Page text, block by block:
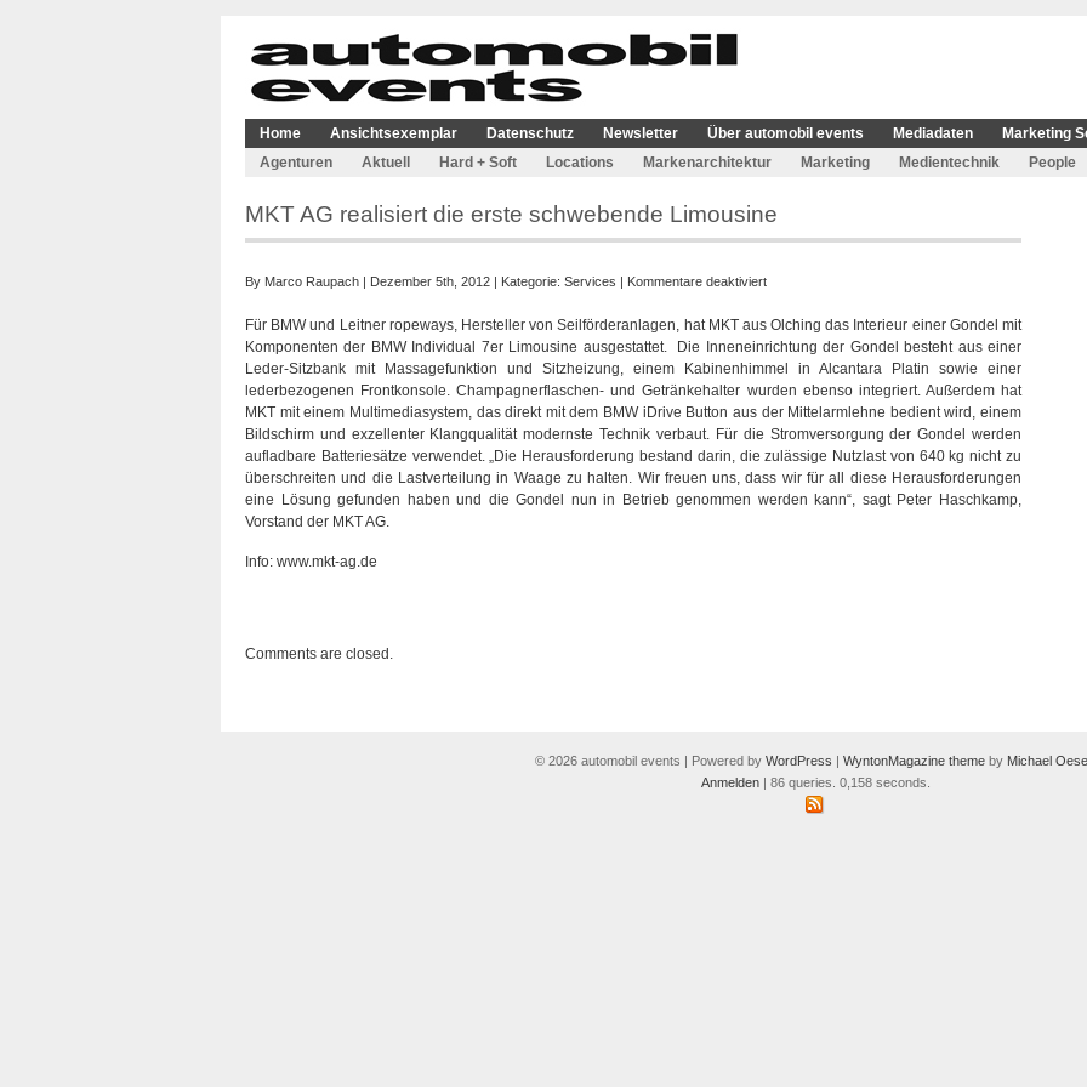
Home Ansichtsexemplar Datenschutz Newsletter Über automobil events Mediadaten
Marketing
Agenturen
Aktuell Hard + Soft Locations Markenarchitektur Marketing Medientechnik People
MKT AG realisiert die erste schwebende Limousine
By Marco Raupach | Dezember 5th, 2012 | Kategorie: Services | Kommentare deaktiviertfür
AG
realisiert
die
erste
schwebende
Limousine
Für BMW und Leitner ropeways, Hersteller von Seilförderanlagen, hat MKT aus Olching das Interieur einer Gondel mit
Komponenten der BMW Individual 7er Limousine ausgestattet. Die Inneneinrichtung der Gondel besteht aus einer
Leder-Sitzbank mit Massagefunktion und Sitzheizung, einem Kabinenhimmel in Alcantara Platin sowie einer
lederbezogenen Frontkonsole. Champagnerflaschen- und Getränkehalter wurden ebenso integriert. Außerdem hat
MKT mit einem Multimediasystem, das direkt mit dem BMW iDrive Button aus der Mittelarmlehne bedient wird, einem
Bildschirm und exzellenter Klangqualität modernste Technik verbaut. Für die Stromversorgung der Gondel werden
aufladbare Batteriesätze verwendet. „Die Herausforderung bestand darin, die zulässige Nutzlast von 640 kg nicht zu
überschreiten und die Lastverteilung in Waage zu halten. Wir freuen uns, dass wir für all diese Herausforderungen
eine Lösung gefunden haben und die Gondel nun in Betrieb genommen werden kann“, sagt Peter Haschkamp,
Vorstand der MKT AG.
Info: www.mkt-ag.de
Comments are closed.
© 2026 automobil events | Powered by WordPress | WyntonMagazine theme by Michael
Anmelden| 86 queries. 0,158 seconds.